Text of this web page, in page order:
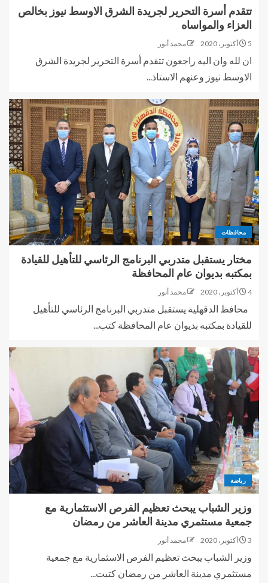
تتقدم أسرة التحرير لجريدة الشرق الاوسط نيوز بخالص
العزاء والمواساه
5 أكتوبر، 2020 محمد أنور
ان لله وان اليه راجعون تتقدم أسرة التحرير لجريدة الشرق
الاوسط نيوز وعنهم الاستاذ...
محافظات
مختار يستقبل متدربي البرنامج الرئاسي للتأهيل للقيادة
بمكتبه بديوان عام المحافظة
4 أكتوبر، 2020 محمد أنور
محافظ الدقهلية يستقبل متدربي البرنامج الرئاسي للتأهيل
للقيادة بمكتبه بديوان عام المحافظة كتب...
رياضة
وزير الشباب يبحث تعظيم الفرص الاستثمارية مع
جمعية مستثمري مدينة العاشر من رمضان
3 أكتوبر، 2020 محمد أنور
وزير الشباب يبحث تعظيم الفرص الاسثمارية مع جمعية
مستثمري مدينة العاشر من رمضان كتبت...